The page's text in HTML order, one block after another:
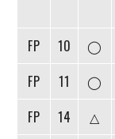
FP 10 ◯
FP
11 ◯
FP
14 △